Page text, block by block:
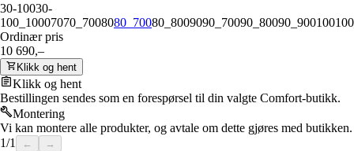
30-10030-
100_10007070_7008080_70080_8009090_70090_80090_900100
Ordinær pris
10 690,–
Klikk og hent
Klikk og hent
Bestillingen sendes som en forespørsel til din valgte Comfort-butikk.
Montering
Vi kan montere alle produkter, og avtale om dette gjøres med butikken.
1/1 ← →